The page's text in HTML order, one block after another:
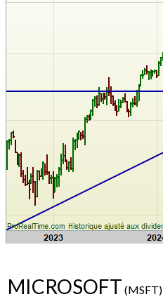
MICROSOFT (MSFT)